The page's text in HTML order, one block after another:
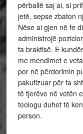
përballë saj ai, si
jetë, sepse zbaton
Nëse ai gjen në fe
administrojë
ta braktisë. E
me mendimet e
por në përdorimin
pakufizuar për ta
të tjerëve në vetën
teologu duhet të
person.